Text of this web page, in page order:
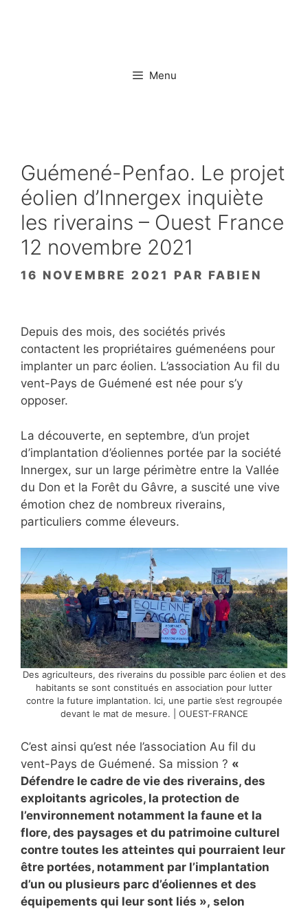
Menu
Guémené-Penfao. Le projet
éolien d’Innergex inquiète
les riverains – Ouest France
12 novembre 2021
16 NOVEMBRE 2021 PAR FABIEN
Depuis des mois, des sociétés privés
contactent les propriétaires guémenéens pour
implanter un parc éolien. L’association Au fil du
vent-Pays de Guémené est née pour s’y
opposer.
La découverte, en septembre, d’un projet
d’implantation d’éoliennes portée par la société
Innergex, sur un large périmètre entre la Vallée
du Don et la Forêt du Gâvre, a suscité une vive
émotion chez de nombreux riverains,
particuliers comme éleveurs.
Des agriculteurs, des riverains du possible parc éolien et des
habitants se sont constitués en association pour lutter
contre la future implantation. Ici, une partie s’est regroupée
devant le mat de mesure. | OUEST-FRANCE
C’est ainsi qu’est née l’association Au fil du
vent-Pays de Guémené. Sa mission ? «
Défendre le cadre de vie des riverains, des
exploitants agricoles, la protection de
l’environnement notamment la faune et la
flore, des paysages et du patrimoine culturel
contre toutes les atteintes qui pourraient leur
être portées, notamment par l’implantation
d’un ou plusieurs parc d’éoliennes et des
équipements qui leur sont liés », selon